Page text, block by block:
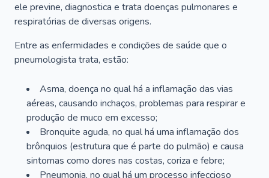
ele previne, diagnostica e trata doenças pulmonares e
respiratórias de diversas origens.
Entre as enfermidades e condições de saúde que o
pneumologista trata, estão:
Asma, doença no qual há a inflamação das vias
aéreas, causando inchaços, problemas para respirar e
produção de muco em excesso;
Bronquite aguda, no qual há uma inflamação dos
brônquios (estrutura que é parte do pulmão) e causa
sintomas como dores nas costas, coriza e febre;
Pneumonia, no qual há um processo infeccioso